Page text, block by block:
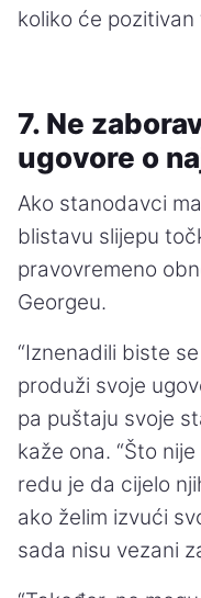
koliko će pozitivan
7. Ne
ugovore o
Ako stanodavci
blistavu slijepu
pravovremeno
Georgeu.
“Iznenadili biste
produži svoje
pa puštaju svoje
kaže ona. “Što
redu je da cijelo
ako želim izvući
sada nisu vezani